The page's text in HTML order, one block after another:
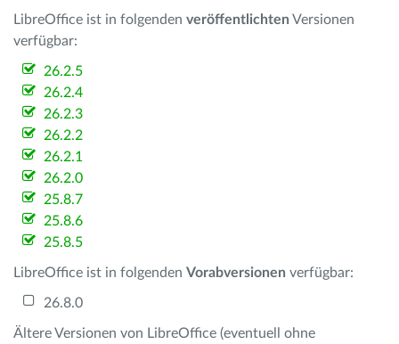
LibreOffice ist in folgenden veröffentlichten Versionen
verfügbar:
26.2.5
26.2.4
26.2.3
26.2.2
26.2.1
26.2.0
25.8.7
25.8.6
25.8.5
LibreOffice ist in folgenden Vorabversionen verfügbar:
26.8.0
Ältere Versionen von LibreOffice (eventuell ohne